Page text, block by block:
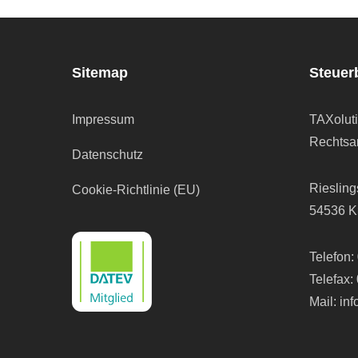
Sitemap
Impressum
Datenschutz
Cookie-Richtlinie (EU)
54536
Telefon:
Telefax:
Mail: